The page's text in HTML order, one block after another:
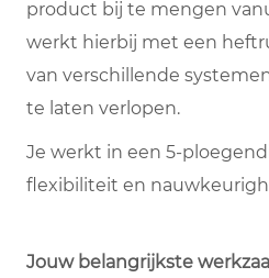
product bij te mengen
werkt hierbij met een
van verschillende
te laten verlopen.
Je werkt in een 5-
flexibiliteit en
Jouw belangrijkste